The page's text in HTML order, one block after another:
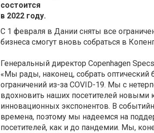
состоится
в 2022 году.
С 1 февраля в Дании сняты все
бизнеса смогут вновь собраться в
Генеральный директор Copenhagen
«Мы рады, наконец, собрать оптический
ограничений из-за COVID-19. Мы с
вдохновить наших посетителей новыми
инновационных экспонентов. В
времена, поэтому мы надеемся на
посетителей, как и до пандемии. Мы,